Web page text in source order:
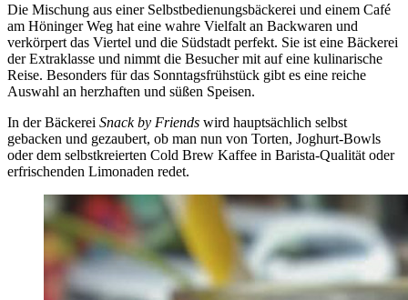
Die Mischung aus einer Selbstbedienungsbäckerei und einem Café
am Höninger Weg hat eine wahre Vielfalt an Backwaren und
verkörpert das Viertel und die Südstadt perfekt. Sie ist eine Bäckerei
der Extraklasse und nimmt die Besucher mit auf eine kulinarische
Reise. Besonders für das Sonntagsfrühstück gibt es eine reiche
Auswahl an herzhaften und süßen Speisen.
In der Bäckerei Snack by Friends wird hauptsächlich selbst
gebacken und gezaubert, ob man nun von Torten, Joghurt-Bowls
oder dem selbstkreierten Cold Brew Kaffee in Barista-Qualität oder
erfrischenden Limonaden redet.